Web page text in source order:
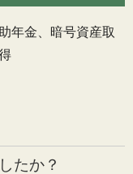
年金、暗号資産取
たか？